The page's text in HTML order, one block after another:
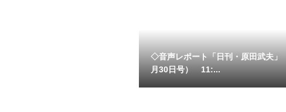
◇音声レポート「日刊・原田武夫」
月30日号） 11:...